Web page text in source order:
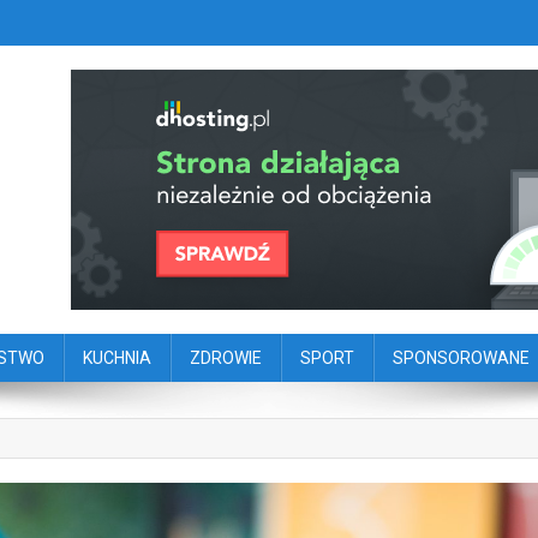
portal dziennikarstwa
KUCHNIA ZDROWIE SPORT SPONSOROWANE